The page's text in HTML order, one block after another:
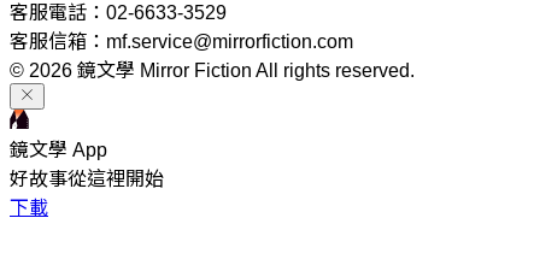
客服電話：02-6633-3529
客服信箱：mf.service@mirrorfiction.com
© 2026 鏡文學 Mirror Fiction All rights reserved.
鏡文學 App
好故事從這裡開始
下載